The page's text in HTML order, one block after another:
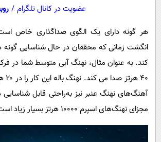
عضویت در کانال تلگرام /
هر گونه دارای یک الگوی صداگذاری خاص
انگشت زمانی که محققان در حال شناسایی
آهنگ‌های نهنگ عنبر نیز به‌راحتی قابل
مجزای نهنگ‌های اسپرم ۱۰۰۰۰ هرتز بسیار زیاد است.